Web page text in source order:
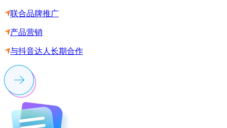
联合品牌推广
产品营销
与抖音达人长期合作